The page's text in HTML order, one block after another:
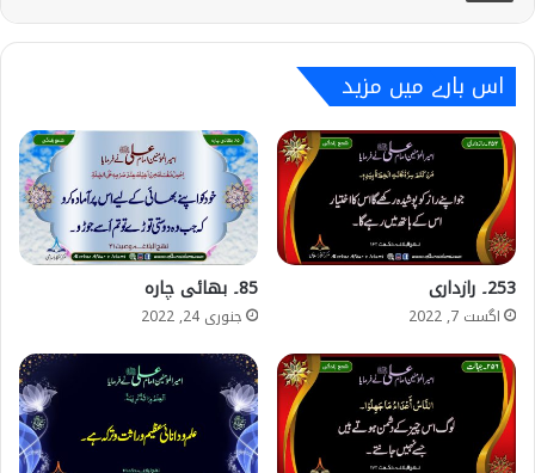
اس بارے میں مزید
253۔ رازداری
اگست 7, 2022
85۔ بھائی چارہ
جنوری 24, 2022